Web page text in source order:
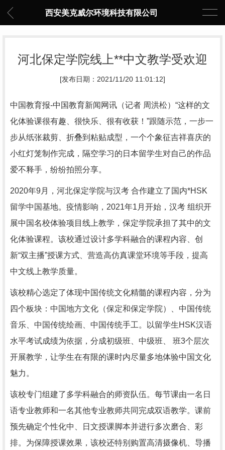
西安美克威尔环境科技有限公司
河北保定学院线上**中文教学受欢迎
[发布日期：2021/11/20 11:01:12]
中国教育报-中国教育新闻网讯（记者 周洪松）“这样的文
化体验课很有趣、很快乐、很有收获！”跟随示范，一步一
步从纸张裁剪、折叠到粘贴成型，一个个象征吉祥喜庆的
小红灯笼制作完成，隔空学习的日本留学生对自己的作品
爱不释手，纷纷拍照分享。
2020年9月，河北保定学院与汉考 合作建立了国内*HSK
留学中国基地。疫情影响，2021年1月开始，汉考 组织开
展中国名校体验项目线上教学，保定学院承担了其中的文
化体验课程。该校通过设计多学科融合的课程内容、创
新“双主播”授课方式、营造高仿真课堂环境等手段，提高
中文线上教学质量。
该校精心选定了体现中国传统文化精髓的课程内容，分为
四个板块：中国地方文化（保定和保定学院）、中国传统
音乐、中国传统绘画、中国传统手工。以留学生HSK汉语
水平考试成绩为依据，分成初级班、中级班、 班3个层次
开展教学，让学生在有限的课时内尽量多地体验中国文化
魅力。
该校专门组建了多学科融合的师资队伍。每节课由一名日
语专业教师和一名其他专业教师共同完成双语教学。课前
预先确定个性化中、日文授课脚本并进行多次磨合、彩
排。为保障授课效果，该校还特别购置高清摄像机、导播